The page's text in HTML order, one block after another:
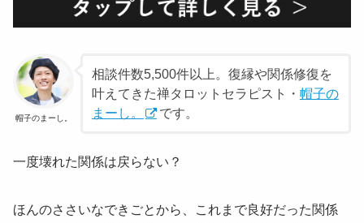
帽子のまーし。
相談件数5,500件以上。復縁や関係修復を
叶えてきた禅タロットセラピスト・ 帽子の
まーし。
です。
一度壊れた関係は戻らない？
ほんのささいなできごとから、これまで良好だった関係